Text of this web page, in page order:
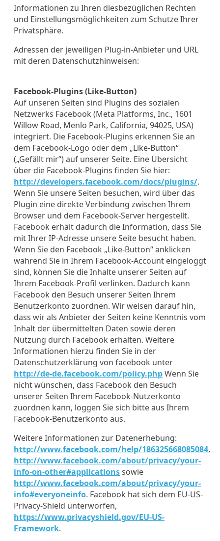
Informationen zu Ihren diesbezüglichen Rechten
und Einstellungsmöglichkeiten zum Schutze Ihrer
Privatsphäre.
Adressen der jeweiligen Plug-in-Anbieter und URL
mit deren Datenschutzhinweisen:
Facebook-Plugins (Like-Button)
Auf unseren Seiten sind Plugins des sozialen
Netzwerks Facebook (Meta Platforms, Inc., 1601
Willow Road, Menlo Park, California, 94025, USA)
integriert. Die Facebook-Plugins erkennen Sie an
dem Facebook-Logo oder dem „Like-Button“
(„Gefällt mir“) auf unserer Seite. Eine Übersicht
über die Facebook-Plugins finden Sie hier:
http://developers.facebook.com/docs/plugins/.
Wenn Sie unsere Seiten besuchen, wird über das
Plugin eine direkte Verbindung zwischen Ihrem
Browser und dem Facebook-Server hergestellt.
Facebook erhält dadurch die Information, dass Sie
mit Ihrer IP-Adresse unsere Seite besucht haben.
Wenn Sie den Facebook „Like-Button“ anklicken
während Sie in Ihrem Facebook-Account eingeloggt
sind, können Sie die Inhalte unserer Seiten auf
Ihrem Facebook-Profil verlinken. Dadurch kann
Facebook den Besuch unserer Seiten Ihrem
Benutzerkonto zuordnen. Wir weisen darauf hin,
dass wir als Anbieter der Seiten keine Kenntnis vom
Inhalt der übermittelten Daten sowie deren
Nutzung durch Facebook erhalten. Weitere
Informationen hierzu finden Sie in der
Datenschutzerklärung von facebook unter
http://de-de.facebook.com/policy.phpWenn Sie
nicht wünschen, dass Facebook den Besuch
unserer Seiten Ihrem Facebook-Nutzerkonto
zuordnen kann, loggen Sie sich bitte aus Ihrem
Facebook-Benutzerkonto aus.
Weitere Informationen zur Datenerhebung:
http://www.facebook.com/help/186325668085084,
http://www.facebook.com/about/privacy/your-
info-on-other#applicationssowie
http://www.facebook.com/about/privacy/your-
info#everyoneinfo. Facebook hat sich dem EU-US-
Privacy-Shield unterworfen,
https://www.privacyshield.gov/EU-US-
Framework.